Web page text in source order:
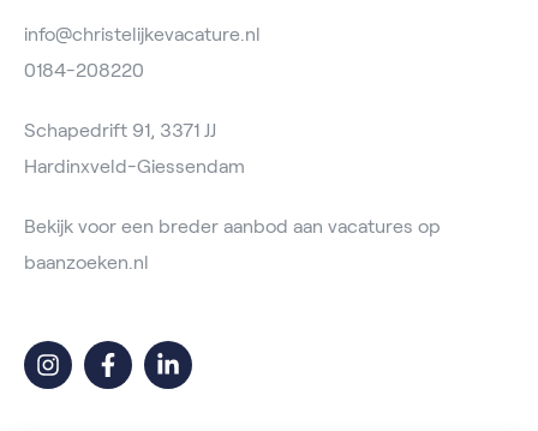
info@christelijkevacature.nl
0184-208220
Schapedrift 91, 3371 JJ
Hardinxveld-Giessendam
Bekijk voor een breder aanbod aan vacatures op
baanzoeken.nl